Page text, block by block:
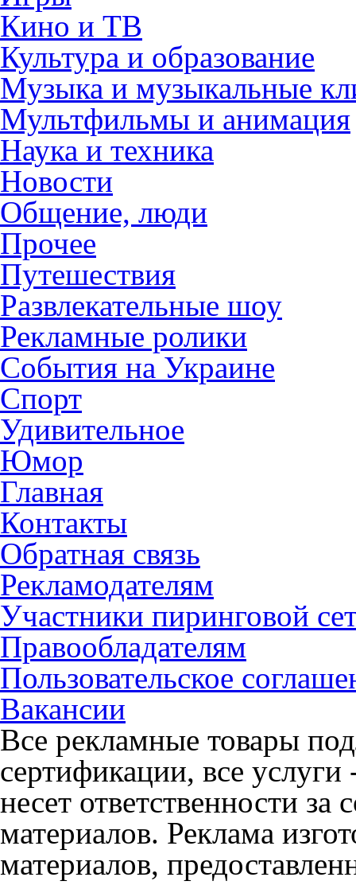
Кино и ТВ
Культура и образование
Музыка и музыкальные
Мультфильмы и анимация
Наука и техника
Новости
Общение, люди
Прочее
Путешествия
Развлекательные шоу
Рекламные ролики
События на Украине
Спорт
Удивительное
Юмор
Главная
Контакты
Обратная связь
Рекламодателям
Участники пиринговой
Правообладателям
Пользовательское
Вакансии
Все рекламные товары
сертификации, все
несет ответственности
материалов. Реклама
материалов,